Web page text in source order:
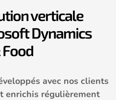
verticale
Dynamics
Food
avec nos clients
enrichis régulièrement